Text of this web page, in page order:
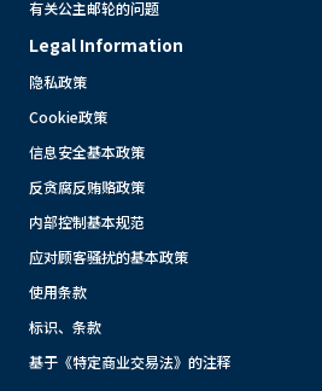
有关公主邮轮的问题
Legal Information
隐私政策
Cookie政策
信息安全基本政策
反贪腐反贿赂政策
内部控制基本规范
应对顾客骚扰的基本政策
使用条款
标识、条款
基于《特定商业交易法》的注释